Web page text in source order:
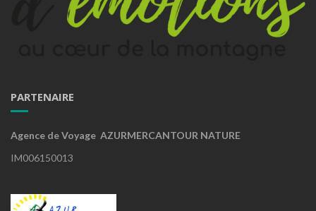
PARTENAIRE
Agence de Voyage AZURMERCANTOUR NATURE
IM006150013